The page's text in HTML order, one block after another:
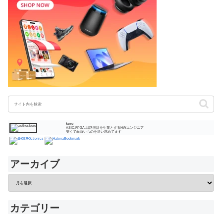
kero
ASIC,FPGA,回路設計を生業とするHWエンジニア
安くて面白いものを追い求めてます
アーカイブ
カテゴリー